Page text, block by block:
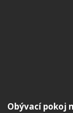
Obývací pokoj